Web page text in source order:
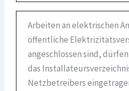
Arbeiten an elektrischen
öffentliche
angeschlossen sind,
das
Netzbetreibers